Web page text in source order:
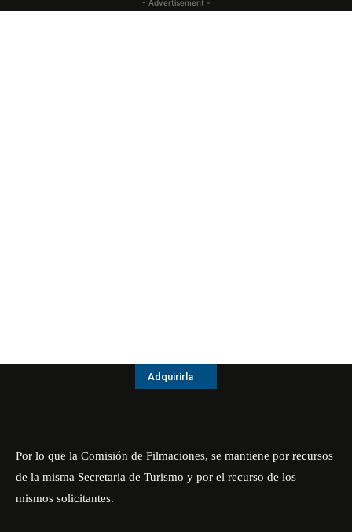
- Advertisement -
Adquirirla
Por lo que la Comisión de Filmaciones, se mantiene por recursos
de la misma Secretaria de Turismo y por el recurso de los
mismos solicitantes.